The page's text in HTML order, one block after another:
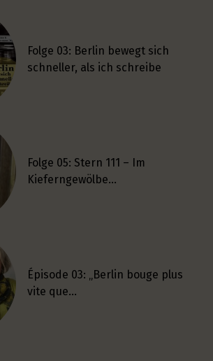
Folge 03: Berlin bewegt sich
schneller, als ich schreibe
Folge 05: Stern 111 – Im
Kieferngewölbe…
Épisode 03: „Berlin bouge plus
vite que…